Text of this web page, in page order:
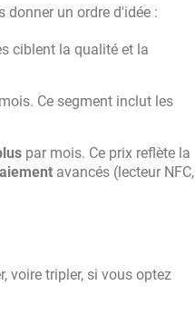
un ordre d'idée :
ciblent la qualité et la
Ce segment inclut les
par mois. Ce prix reflète la
avancés (lecteur NFC,
voire tripler, si vous optez